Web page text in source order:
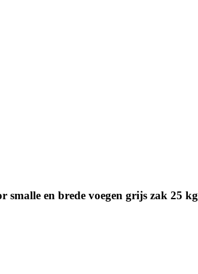
smalle en brede voegen grijs zak 25 kg